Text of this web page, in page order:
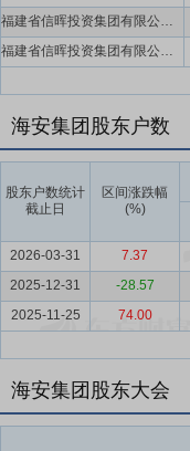
福建省信晖投资集团有限公司,朱晖
福建省信晖投资集团有限公司,朱晖
海安集团股东户数
股东户数统计
截止日
区间涨跌幅
(%)
2026-03-31 7.37
2025-12-31
-28.57
2025-11-25
74.00
海安集团股东大会